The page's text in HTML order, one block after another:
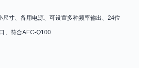
尺寸、备用电源、可设置多种频率输出、24位
、符合AEC-Q100